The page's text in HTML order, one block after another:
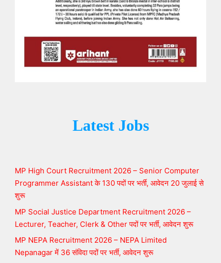
Latest Jobs
MP High Court Recruitment 2026 – Senior Computer
Programmer Assistant के 130 पदों पर भर्ती, आवेदन 20 जुलाई से
शुरू
MP Social Justice Department Recruitment 2026 –
Lecturer, Teacher, Clerk & Other पदों पर भर्ती, आवेदन शुरू
MP NEPA Recruitment 2026 – NEPA Limited
Nepanagar में 36 संविदा पदों पर भर्ती, आवेदन शुरू